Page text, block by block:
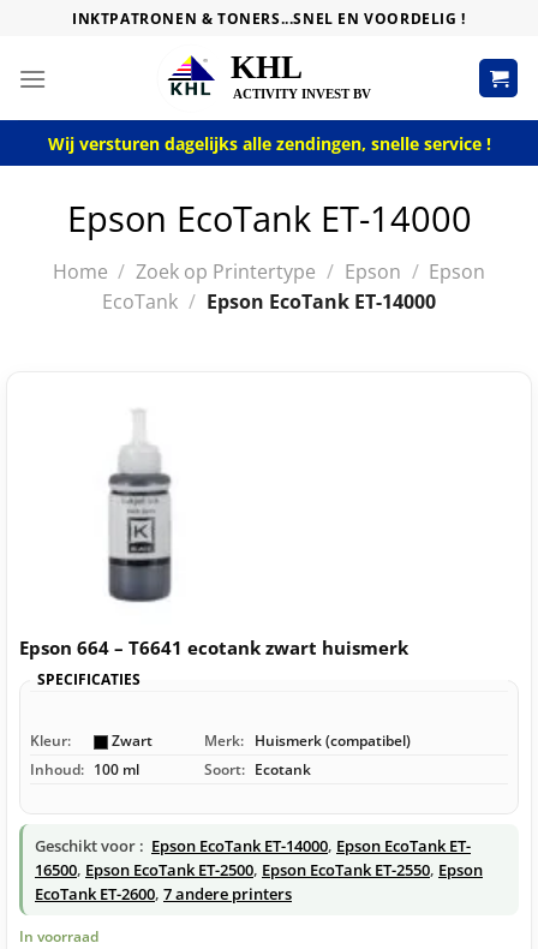
content
INKTPATRONEN & TONERS...SNEL EN VOORDELIG !
Wij versturen dagelijks alle zendingen, snelle service !
Epson EcoTank ET-14000
Home / Zoek op Printertype / Epson / Epson
EcoTank / Epson EcoTank ET-14000
Epson 664 – T6641 ecotank zwart huismerk
SPECIFICATIES
Kleur: Zwart Merk: Huismerk (compatibel)
Inhoud: 100 ml Soort: Ecotank
Geschikt voor : Epson EcoTank ET-14000, Epson EcoTank ET-
16500, Epson EcoTank ET-2500, Epson EcoTank ET-2550, Epson
EcoTank ET-2600, 7 andere printers
In voorraad